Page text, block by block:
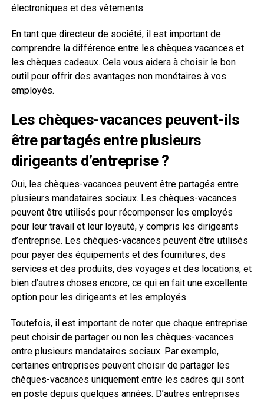
électroniques et des vêtements.
En tant que directeur de société, il est important de
comprendre la différence entre les chèques vacances et
les chèques cadeaux. Cela vous aidera à choisir le bon
outil pour offrir des avantages non monétaires à vos
employés.
Les chèques-vacances peuvent-ils
être partagés entre plusieurs
dirigeants d’entreprise ?
Oui, les chèques-vacances peuvent être partagés entre
plusieurs mandataires sociaux. Les chèques-vacances
peuvent être utilisés pour récompenser les employés
pour leur travail et leur loyauté, y compris les dirigeants
d’entreprise. Les chèques-vacances peuvent être utilisés
pour payer des équipements et des fournitures, des
services et des produits, des voyages et des locations, et
bien d’autres choses encore, ce qui en fait une excellente
option pour les dirigeants et les employés.
Toutefois, il est important de noter que chaque entreprise
peut choisir de partager ou non les chèques-vacances
entre plusieurs mandataires sociaux. Par exemple,
certaines entreprises peuvent choisir de partager les
chèques-vacances uniquement entre les cadres qui sont
en poste depuis quelques années. D’autres entreprises